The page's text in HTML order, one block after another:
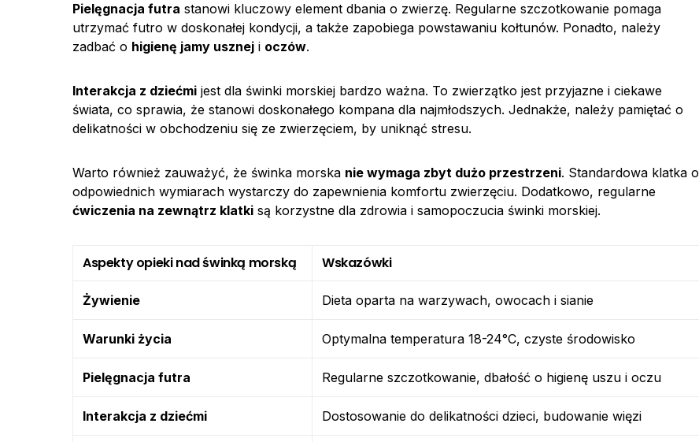
Pielęgnacja futra stanowi kluczowy element dbania o zwierzę. Regularne szczotkowanie pomaga
utrzymać futro w doskonałej kondycji, a także zapobiega powstawaniu kołtunów. Ponadto, należy
zadbać o higienę jamy usznej i oczów.
Interakcja z dziećmi jest dla świnki morskiej bardzo ważna. To zwierzątko jest przyjazne i ciekawe
świata, co sprawia, że stanowi doskonałego kompana dla najmłodszych. Jednakże, należy pamiętać o
delikatności w obchodzeniu się ze zwierzęciem, by uniknąć stresu.
Warto również zauważyć, że świnka morska nie wymaga zbyt dużo przestrzeni. Standardowa klatka o
odpowiednich wymiarach wystarczy do zapewnienia komfortu zwierzęciu. Dodatkowo, regularne
ćwiczenia na zewnątrz klatki są korzystne dla zdrowia i samopoczucia świnki morskiej.
Aspekty opieki nad świnką morską Wskazówki
Żywienie Dieta oparta na warzywach, owocach i sianie
Warunki życia Optymalna temperatura 18-24°C, czyste środowisko
Pielęgnacja futra Regularne szczotkowanie, dbałość o higienę uszu i oczu
Interakcja z dziećmi Dostosowanie do delikatności dzieci, budowanie więzi